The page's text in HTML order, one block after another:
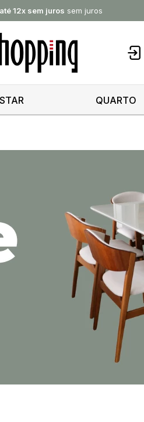
12x sem juros sem juros
QUARTO